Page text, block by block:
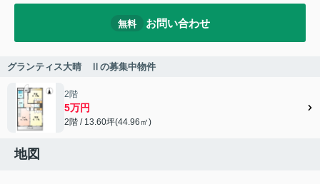
無料 お問い合わせ
グランティス大晴 Ⅱの募集中物件
2階
5万円
2階 / 13.60坪(44.96㎡)
地図